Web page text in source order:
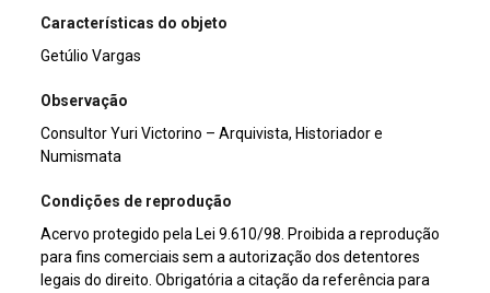
Características do objeto
Getúlio Vargas
Observação
Consultor Yuri Victorino – Arquivista, Historiador e
Numismata
Condições de reprodução
Acervo protegido pela Lei 9.610/98. Proibida a reprodução
para fins comerciais sem a autorização dos detentores
legais do direito. Obrigatória a citação da referência para